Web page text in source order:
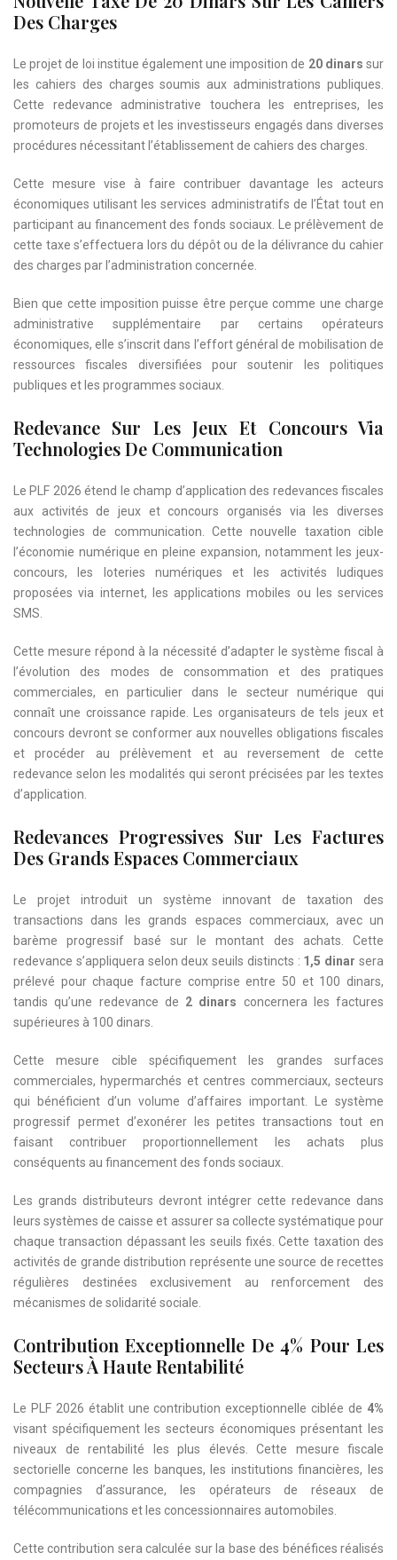
Des Charges
Le projet de loi institue également une imposition de 20 dinars sur
les cahiers des charges soumis aux administrations publiques.
Cette redevance administrative touchera les entreprises, les
promoteurs de projets et les investisseurs engagés dans diverses
procédures nécessitant l’établissement de cahiers des charges.
Cette mesure vise à faire contribuer davantage les acteurs
économiques utilisant les services administratifs de l’État tout en
participant au financement des fonds sociaux. Le prélèvement de
cette taxe s’effectuera lors du dépôt ou de la délivrance du cahier
des charges par l’administration concernée.
Bien que cette imposition puisse être perçue comme une charge
administrative supplémentaire par certains opérateurs
économiques, elle s’inscrit dans l’effort général de mobilisation de
ressources fiscales diversifiées pour soutenir les politiques
publiques et les programmes sociaux.
Redevance Sur Les Jeux Et Concours Via
Technologies De Communication
Le PLF 2026 étend le champ d’application des redevances fiscales
aux activités de jeux et concours organisés via les diverses
technologies de communication. Cette nouvelle taxation cible
l’économie numérique en pleine expansion, notamment les jeux-
concours, les loteries numériques et les activités ludiques
proposées via internet, les applications mobiles ou les services
SMS.
Cette mesure répond à la nécessité d’adapter le système fiscal à
l’évolution des modes de consommation et des pratiques
commerciales, en particulier dans le secteur numérique qui
connaît une croissance rapide. Les organisateurs de tels jeux et
concours devront se conformer aux nouvelles obligations fiscales
et procéder au prélèvement et au reversement de cette
redevance selon les modalités qui seront précisées par les textes
d’application.
Redevances Progressives Sur Les Factures
Des Grands Espaces Commerciaux
Le projet introduit un système innovant de taxation des
transactions dans les grands espaces commerciaux, avec un
barème progressif basé sur le montant des achats. Cette
redevance s’appliquera selon deux seuils distincts : 1,5 dinar sera
prélevé pour chaque facture comprise entre 50 et 100 dinars,
tandis qu’une redevance de 2 dinars concernera les factures
supérieures à 100 dinars.
Cette mesure cible spécifiquement les grandes surfaces
commerciales, hypermarchés et centres commerciaux, secteurs
qui bénéficient d’un volume d’affaires important. Le système
progressif permet d’exonérer les petites transactions tout en
faisant contribuer proportionnellement les achats plus
conséquents au financement des fonds sociaux.
Les grands distributeurs devront intégrer cette redevance dans
leurs systèmes de caisse et assurer sa collecte systématique pour
chaque transaction dépassant les seuils fixés. Cette taxation des
activités de grande distribution représente une source de recettes
régulières destinées exclusivement au renforcement des
mécanismes de solidarité sociale.
Contribution Exceptionnelle De 4% Pour Les
Secteurs À Haute Rentabilité
Le PLF 2026 établit une contribution exceptionnelle ciblée de 4%
visant spécifiquement les secteurs économiques présentant les
niveaux de rentabilité les plus élevés. Cette mesure fiscale
sectorielle concerne les banques, les institutions financières, les
compagnies d’assurance, les opérateurs de réseaux de
télécommunications et les concessionnaires automobiles.
Cette contribution sera calculée sur la base des bénéfices réalisés